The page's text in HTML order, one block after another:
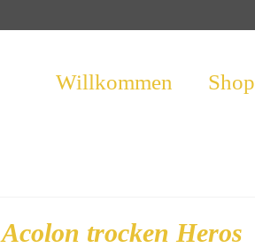
Willkommen Shop
Acolon trocken Heros